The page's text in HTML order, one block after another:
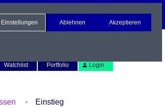
Watchlist Portfolio Login
Einstieg
Einstellungen Ablehnen Akzeptieren